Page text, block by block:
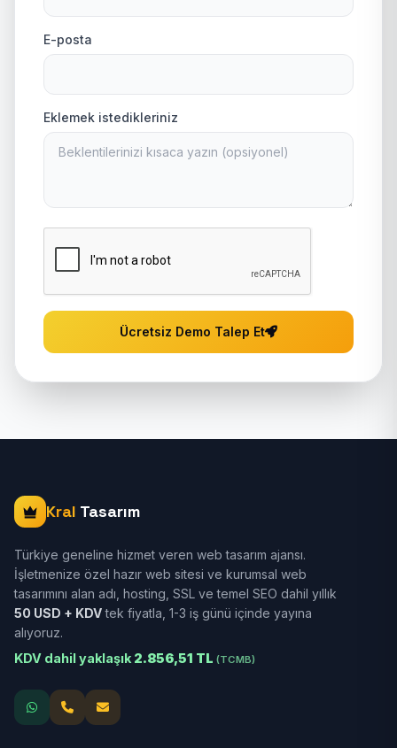
E-posta
Eklemek istedikleriniz
Ücretsiz Demo Talep Et
Kral Tasarım
Türkiye geneline hizmet veren web tasarım ajansı.
İşletmenize özel hazır web sitesi ve kurumsal web
tasarımını alan adı, hosting, SSL ve temel SEO dahil yıllık
50 USD + KDVtek fiyatla, 1-3 iş günü içinde yayına
alıyoruz.
KDV dahil yaklaşık 2.856,51 TL (TCMB)